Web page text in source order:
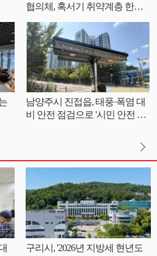
협의체, 혹서기 취약계층 한부
남양주시 진접읍, 태풍·폭염 대
비 안전 점검으로 '시민 안전 철
구리시, '2026년 지방세 현년도